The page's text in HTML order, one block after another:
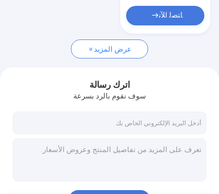
ستارة الطمي
إطلاق حقيبة الهواء
ﺎﺘﺼﻟ ﺍﻶﻧ
عرض المزيد
اترك رسالة
سوف نقوم بالرد بسرعة